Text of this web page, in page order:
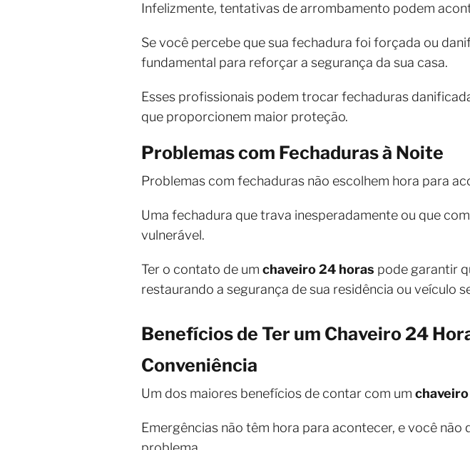
Infelizmente, tentativas de arrombamento podem
Se você percebe que sua fechadura foi forçada ou
fundamental para reforçar a segurança da sua casa.
Esses profissionais podem trocar fechaduras
que proporcionem maior proteção.
Problemas com Fechaduras à Noite
Problemas com fechaduras não escolhem hora para
Uma fechadura que trava inesperadamente ou que
vulnerável.
Ter o contato de um chaveiro 24 horas pode garantir
restaurando a segurança de sua residência ou veículo
Benefícios de Ter um Chaveiro 24
Conveniência
Um dos maiores benefícios de contar com um
Emergências não têm hora para acontecer, e você